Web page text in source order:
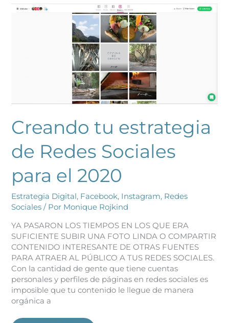
Creando tu estrategia
de Redes Sociales
para el 2020
Estrategia Digital , Facebook, Instagram, Redes
Sociales / Por Monique Rojkind
YA PASARON LOS TIEMPOS EN LOS QUE ERA
SUFICIENTE SUBIR UNA FOTO LINDA O COMPARTIR
CONTENIDO INTERESANTE DE OTRAS FUENTES
PARA ATRAER AL PÚBLICO A TUS REDES SOCIALES.
Con la cantidad de gente que tiene cuentas
personales y perfiles de páginas en redes sociales es
imposible que tu contenido le llegue de manera
orgánica a
Creando